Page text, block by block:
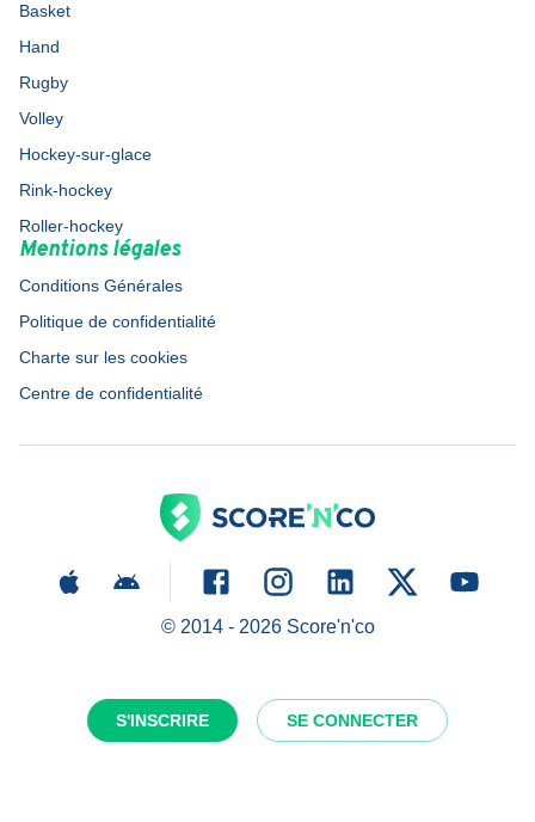
S'INSCRIRE SE CONNECTER
Basket
Hand
Rugby
Volley
Hockey-sur-glace
Rink-hockey
Roller-hockey
Mentions légales
Conditions Générales
Politique de confidentialité
Charte sur les cookies
Centre de confidentialité
© 2014 - 2026Score'n'co